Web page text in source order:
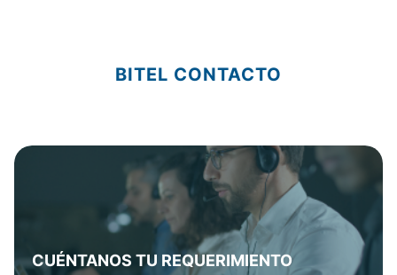
BITEL CONTACTO
CUÉNTANOS TU REQUERIMIENTO